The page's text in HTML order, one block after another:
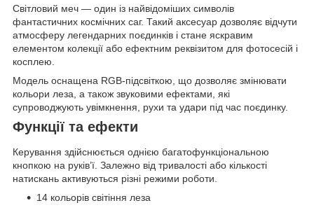
Світловий меч — один із найвідоміших символів
фантастичних космічних саг. Такий аксесуар дозволяє відчути
атмосферу легендарних поєдинків і стане яскравим
елементом колекції або ефектним реквізитом для фотосесій і
косплею.
Модель оснащена RGB-підсвіткою, що дозволяє змінювати
кольори леза, а також звуковими ефектами, які
супроводжують увімкнення, рухи та удари під час поєдинку.
Функції та ефекти
Керування здійснюється однією багатофункціональною
кнопкою на руків’ї. Залежно від тривалості або кількості
натискань активуються різні режими роботи.
14 кольорів світіння леза